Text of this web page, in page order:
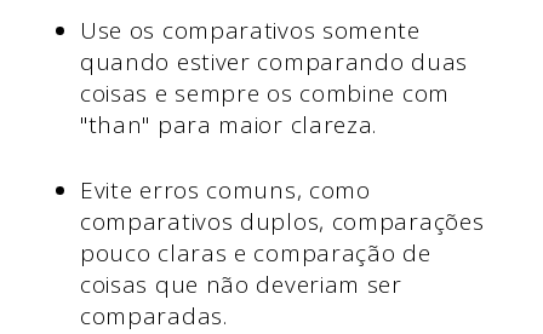
Use os comparativos somente
quando estiver comparando duas
coisas e sempre os combine com
"than" para maior clareza.
Evite erros comuns, como
comparativos duplos, comparações
pouco claras e comparação de
coisas que não deveriam ser
comparadas.